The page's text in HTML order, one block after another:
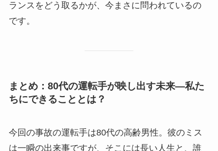
ランスをどう取るかが、今まさに問われているの
です。
まとめ：80代の運転手が映し出す未来—私た
ちにできることとは？
今回の事故の運転手は80代の高齢男性。彼のミス
は一瞬の出来事ですが、そこには長い人生と、誰